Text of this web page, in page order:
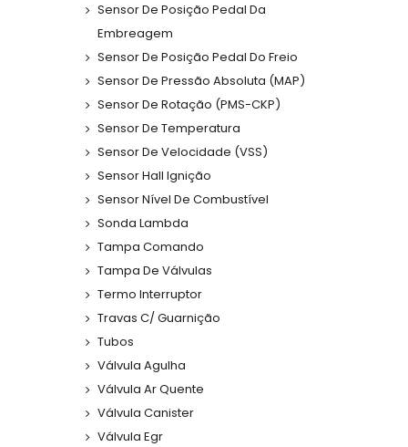
Sensor De Posição Pedal Da
Embreagem
Sensor De Posição Pedal Do Freio
Sensor De Pressão Absoluta (MAP)
Sensor De Rotação (PMS-CKP)
Sensor De Temperatura
Sensor De Velocidade (VSS)
Sensor Hall Ignição
Sensor Nível De Combustível
Sonda Lambda
Tampa Comando
Tampa De Válvulas
Termo Interruptor
Travas C/ Guarnição
Tubos
Válvula Agulha
Válvula Ar Quente
Válvula Canister
Válvula Egr